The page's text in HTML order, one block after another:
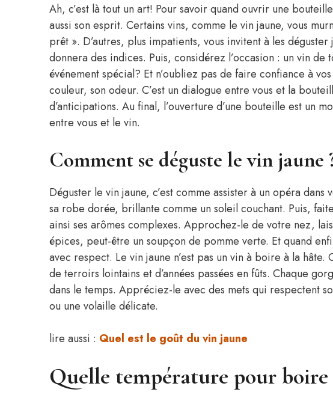
Ah, c’est là tout un art! Pour savoir quand ouvrir une
aussi son esprit. Certains vins, comme le vin jaune, vous
prêt ». D’autres, plus impatients, vous invitent à les
donnera des indices. Puis, considérez l’occasion : un vin de
événement spécial? Et n’oubliez pas de faire confiance à
couleur, son odeur. C’est un dialogue entre vous et la
d’anticipations. Au final, l’ouverture d’une bouteille est un
entre vous et le vin.
Comment se déguste le vin jaune
Déguster le vin jaune, c’est comme assister à un opéra
sa robe dorée, brillante comme un soleil couchant. Puis,
ainsi ses arômes complexes. Approchez-le de votre nez,
épices, peut-être un soupçon de pomme verte. Et quand
avec respect. Le vin jaune n’est pas un vin à boire à la hâte.
de terroirs lointains et d’années passées en fûts. Chaque
dans le temps. Appréciez-le avec des mets qui respectent
ou une volaille délicate.
lire aussi : Quel est le goût du vin jaune
Quelle température pour boire